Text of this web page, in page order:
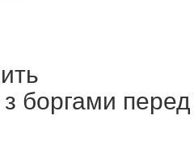
боргами перед